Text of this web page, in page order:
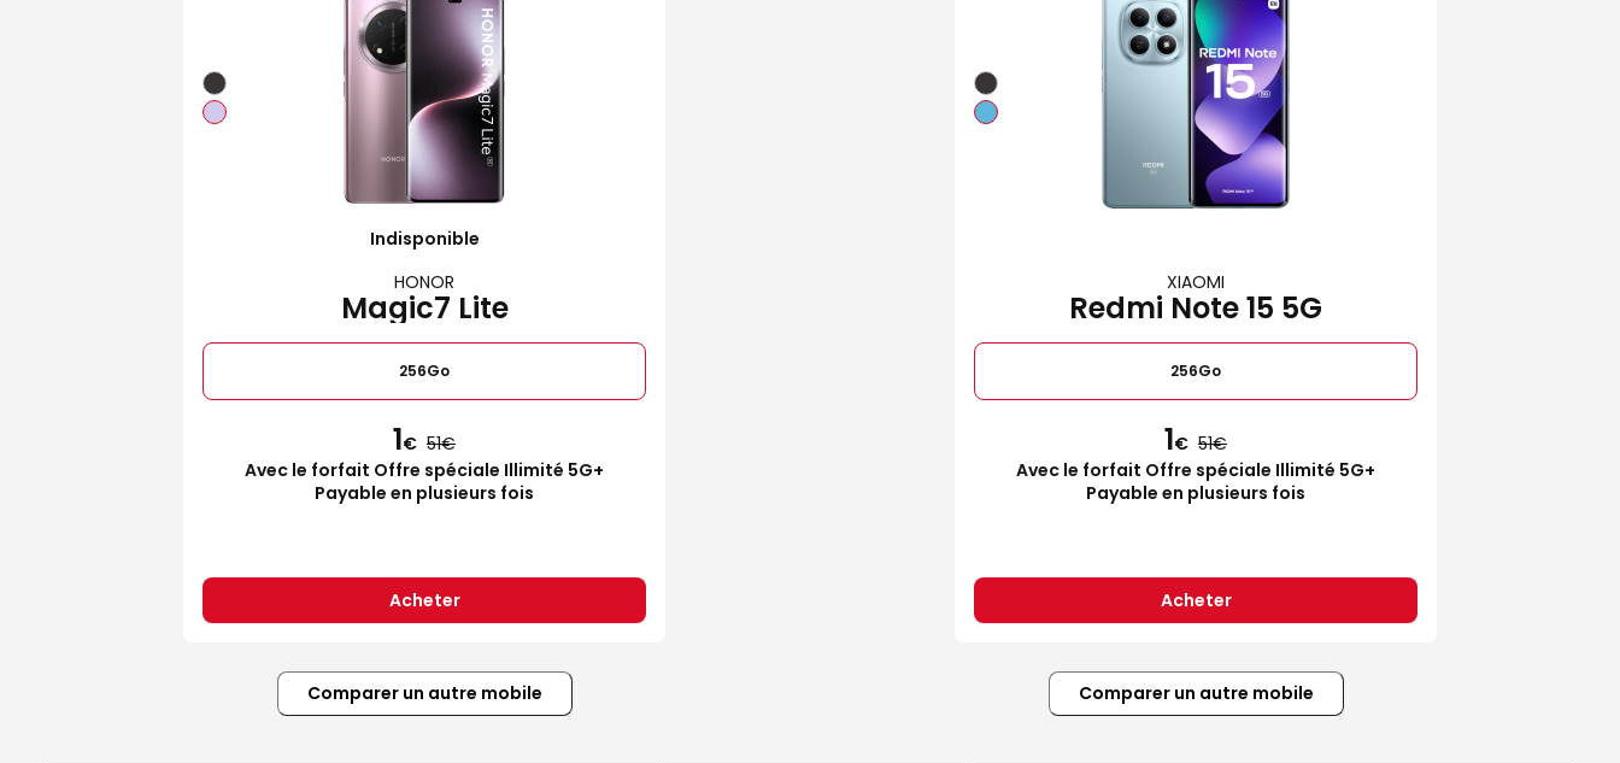
Indisponible
HONOR
Magic7 Lite
256Go
1€ 51
Avec le forfait Offre spéciale Illimité 5G+
Payable en plusieurs fois
Acheter
XIAOMI
Redmi Note 15 5G
256Go
1€ 51
Avec le forfait Offre spéciale Illimité 5G+
Payable en plusieurs fois
Acheter
Comparer un autre mobile Comparer un autre mobile